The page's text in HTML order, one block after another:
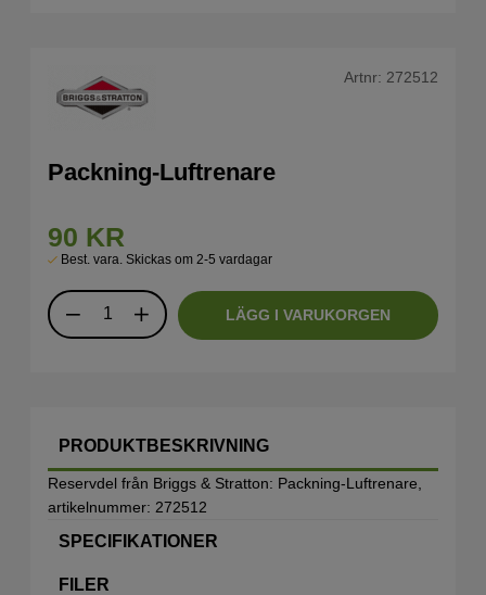
Artnr: 272512
Packning-Luftrenare
90 KR
Best. vara. Skickas om 2-5 vardagar
LÄGG I VARUKORGEN
PRODUKTBESKRIVNING
Reservdel från Briggs & Stratton: Packning-Luftrenare,
artikelnummer: 272512
SPECIFIKATIONER
FILER